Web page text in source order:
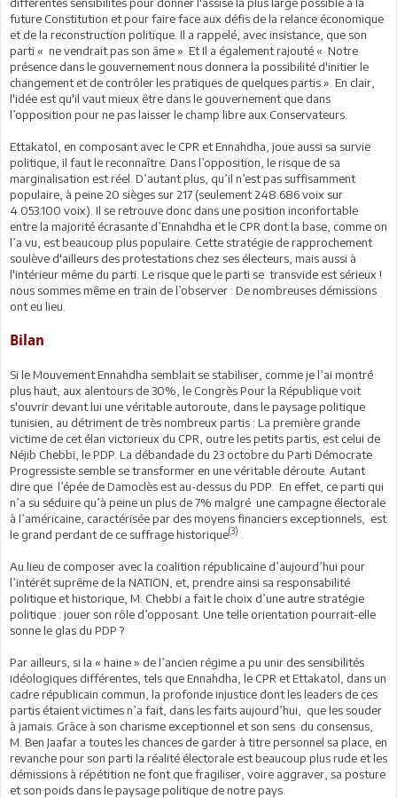
future Constitution et pour faire face aux défis de la relance économique
et de la reconstruction politique. Il a rappelé, avec insistance, que son
parti « ne vendrait pas son âme ». Et Il a également rajouté « Notre
présence dans le gouvernement nous donnera la possibilité d'initier le
changement et de contrôler les pratiques de quelques partis.». En clair,
l'idée est qu'il vaut mieux être dans le gouvernement que dans
l’opposition pour ne pas laisser le champ libre aux Conservateurs.
Ettakatol, en composant avec le CPR et Ennahdha, joue aussi sa survie
politique, il faut le reconnaître. Dans l’opposition, le risque de sa
marginalisation est réel. D’autant plus, qu’il n’est pas suffisamment
populaire, à peine 20 sièges sur 217 (seulement 248.686 voix sur
4.053.100 voix). Il se retrouve donc dans une position inconfortable
entre la majorité écrasante d’Ennahdha et le CPR dont la base, comme on
l’a vu, est beaucoup plus populaire. Cette stratégie de rapprochement
soulève d'ailleurs des protestations chez ses électeurs, mais aussi à
l'intérieur même du parti. Le risque que le parti se transvide est sérieux !
nous sommes même en train de l’observer : De nombreuses démissions
ont eu lieu.
Bilan
Si le Mouvement Ennahdha semblait se stabiliser, comme je l’ai montré
plus haut, aux alentours de 30%, le Congrès Pour la République voit
s'ouvrir devant lui une véritable autoroute, dans le paysage politique
tunisien, au détriment de très nombreux partis : La première grande
victime de cet élan victorieux du CPR, outre les petits partis, est celui de
Néjib Chebbi, le PDP. La débandade du 23 octobre du Parti Démocrate
Progressiste semble se transformer en une véritable déroute. Autant
dire que l’épée de Damoclès est au-dessus du PDP. En effet, ce parti qui
n’a su séduire qu’à peine un plus de 7% malgré une campagne électorale
à l’américaine, caractérisée par des moyens financiers exceptionnels, est
le grand perdant de ce suffrage historique(3)
Au lieu de composer avec la coalition républicaine d’aujourd’hui pour
l’intérêt suprême de la NATION, et, prendre ainsi sa responsabilité
politique et historique, M. Chebbi a fait le choix d’une autre stratégie
politique : jouer son rôle d’opposant. Une telle orientation pourrait-elle
sonne le glas du PDP ?
Par ailleurs, si la « haine » de l’ancien régime a pu unir des sensibilités
idéologiques différentes, tels que Ennahdha, le CPR et Ettakatol, dans un
cadre républicain commun, la profonde injustice dont les leaders de ces
partis étaient victimes n’a fait, dans les faits aujourd’hui, que les souder
à jamais. Grâce à son charisme exceptionnel et son sens du consensus,
M. Ben Jaafar a toutes les chances de garder à titre personnel sa place, en
revanche pour son parti la réalité électorale est beaucoup plus rude et les
démissions à répétition ne font que fragiliser, voire aggraver, sa posture
et son poids dans le paysage politique de notre pays.